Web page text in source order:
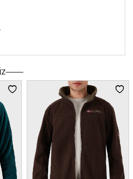
/ Boy : 1.90 cm / Göğüs : 105 cm / Bel : 83 cm /